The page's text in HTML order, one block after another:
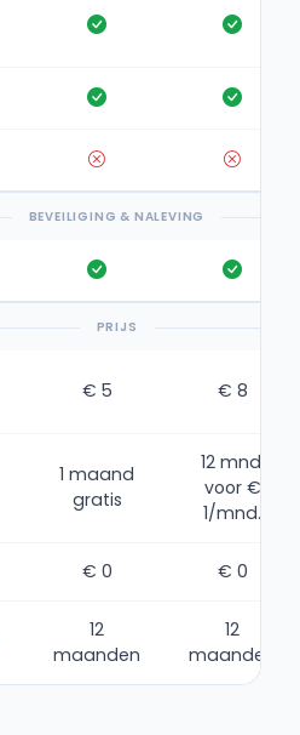
BEVEILIGING & NALEVING
PRIJS
€ 5 € 8
1 maand
gratis
12 mnd.
voor €
1/mnd.
€ 0 € 0
12
maanden
12
maanden